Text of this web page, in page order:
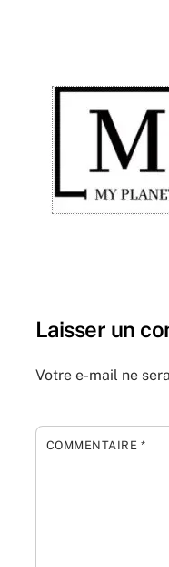
Laisser un
Votre e-mail ne
COMMENTAIRE *